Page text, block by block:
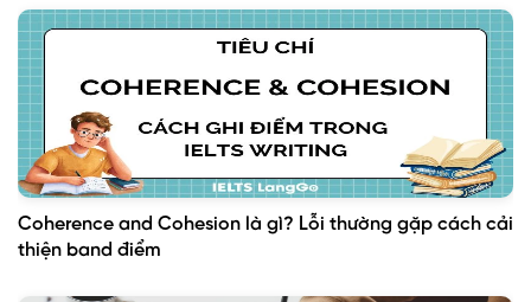
Coherence and Cohesion là gì? Lỗi thường gặp cách cải
thiện band điểm